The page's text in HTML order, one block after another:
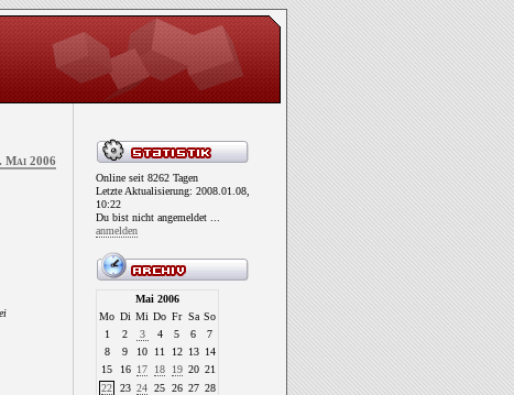
Mai 2006
Online seit 8262 Tagen
Letzte Aktualisierung: 2008.01.08,
10:22
Du bist nicht angemeldet ...
anmelden
Mai 2006
Mo Di Mi Do Fr Sa So
1
2 3 4 5 6
7
8
9 10 11 12 13 14
15
16 17 18 19 20 21
22
23 24 25 26 27 28